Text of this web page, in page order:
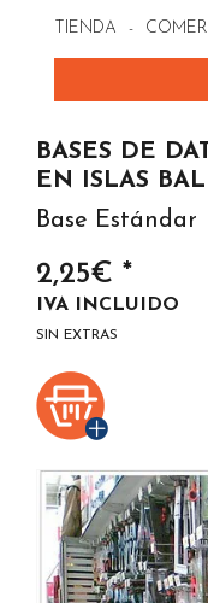
TIENDA -
BASES DE
EN ISLAS
Base Estándar
2,25€ *
IVA INCLUIDO
SIN EXTRAS